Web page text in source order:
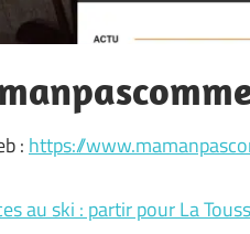
:https://
au ski : partir pour La